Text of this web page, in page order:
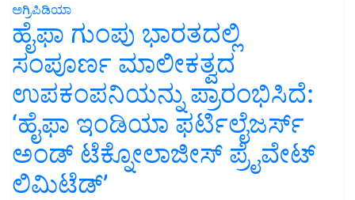
ಅಗ್ರಿಪಿಡಿಯಾ
ಹೈಫಾ ಗುಂಪು ಭಾರತದಲ್ಲಿ
ಸಂಪೂರ್ಣ ಮಾಲೀಕತ್ವದ
ಉಪಕಂಪನಿಯನ್ನು ಪ್ರಾರಂಭಿಸಿದೆ:
‘ಹೈಫಾ ಇಂಡಿಯಾ ಫರ್ಟಿಲೈಜರ್ಸ್
ಅಂಡ್ ಟೆಕ್ನೋಲಾಜೀಸ್ ಪ್ರೈವೇಟ್
ಲಿಮಿಟೆಡ್’